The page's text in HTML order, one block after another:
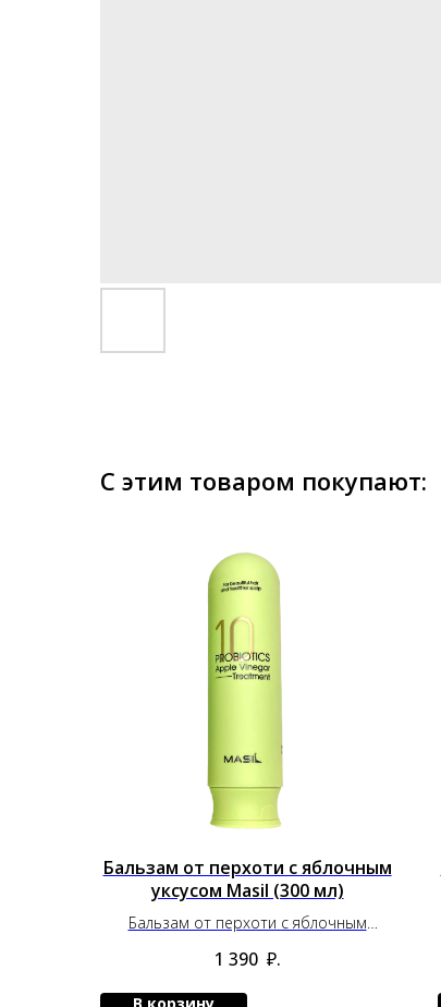
С этим товаром покупают:
Бальзам от перхоти с яблочным
уксусом Masil (300 мл)
Бальзам от перхоти с яблочным
1 390 ₽.